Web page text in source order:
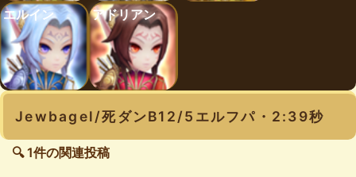
エルイン アドリアン
Jewbagel/死ダンB12/5エルフパ・2:39秒
🔍 1件の関連投稿